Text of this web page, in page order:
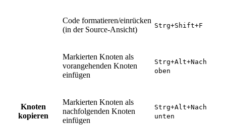
Code formatieren/einrücken
(in der Source-Ansicht)
Strg+Shift+F
Knoten
kopieren
Markierten Knoten als
vorangehenden Knoten
einfügen
Strg+Alt+Nach
oben
Markierten Knoten als
nachfolgenden Knoten
einfügen
Strg+Alt+Nach
unten